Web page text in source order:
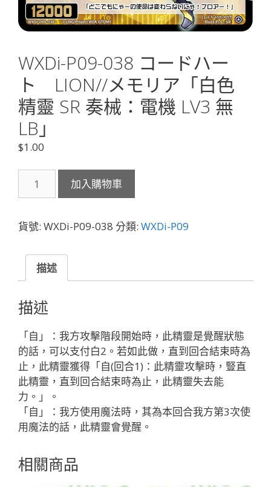
WXDi-P09-038 コードハー
ト LION//メモリア「白色
精靈 SR 奏械：電機 LV3 無
LB」
$1.00
P09-
コ
ド
ー
ト
LION//
メ
モ
リ
ア
「白
色
精
靈
奏
加入購物車
貨號: WXDi-P09-038 分類: WXDi-P09
描述
描述
「自」：我方攻擊階段開始時，此精靈是覺醒狀態
的話，可以支付白2。若如此做，直到回合結束時為
止，此精靈獲得「自(回合1)：此精靈攻擊時，豎直
此精靈，直到回合結束時為止，此精靈失去能
力。」。
「自」：我方使用魔法時，其為本回合我方第3次使
用魔法的話，此精靈會覺醒。
相關商品